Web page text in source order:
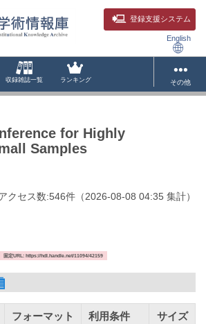
登録支援システム
English
収録雑誌一覧 ランキング その他
for Highly
Samples
クセス数:546件 （2026-08-08 04:35 集計）
固定URL: https://hdl.handle.net/11094/42159
フォーマット 利用条件 サイズ